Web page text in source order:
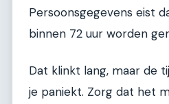
Persoonsgegevens eist
binnen 72 uur worden
Dat klinkt lang, maar de
je paniekt. Zorg dat het